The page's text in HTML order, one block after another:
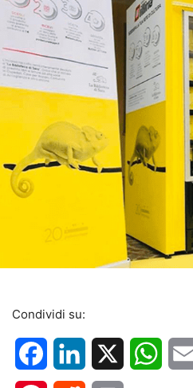
Condividi su:
FacebookLinkedIn